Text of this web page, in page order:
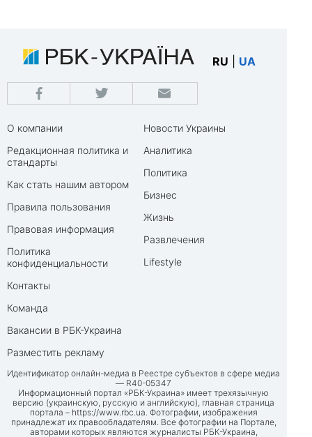
RU UA
О компании
Редакционная политика и
стандарты
Как стать нашим автором
Правила пользования
Правовая информация
Политика
конфиденциальности
Контакты
Команда
Вакансии в РБК-Украина
Разместить рекламу
Новости Украины
Аналитика
Политика
Бизнес
Жизнь
Развлечения
Lifestyle
Идентификатор онлайн-медиа в Реестре субъектов в сфере медиа
— R40-05347
Информационный портал «РБК-Украина» имеет трехязычную
версию (украинскую, русскую и английскую), главная страница
портала – https://www.rbc.ua. Фотографии, изображения
принадлежат их правообладателям. Все фотографии на Портале,
авторами которых являются журналисты РБК-Украина,